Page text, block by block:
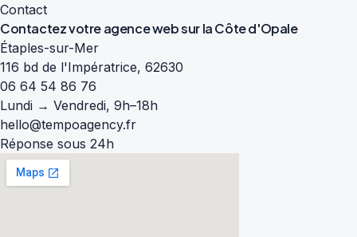
Contact
Contactez votre agence web sur laCôte d'Opale
Étaples-sur-Mer
116 bd de l'Impératrice, 62630
06 64 54 86 76
Lundi → Vendredi, 9h–18h
hello@tempoagency.fr
Réponse sous 24h